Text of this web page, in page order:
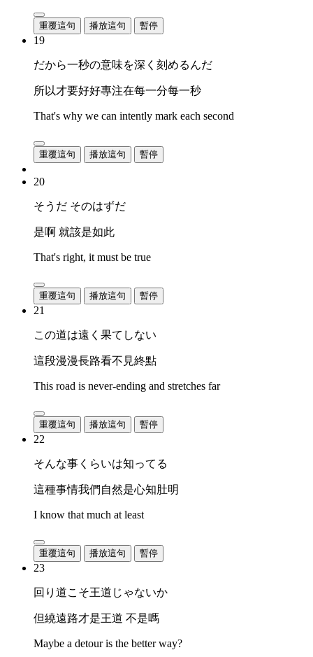
重覆這句 播放這句 暫停
19
だから一秒の意味を深く刻めるんだ
所以才要好好專注在每一分每一秒
That's why we can intently mark each second
重覆這句 播放這句 暫停
20
そうだ そのはずだ
是啊 就該是如此
That's right, it must be true
重覆這句 播放這句 暫停
21
この道は遠く果てしない
這段漫漫長路看不見終點
This road is never-ending and stretches far
重覆這句 播放這句 暫停
22
そんな事くらいは知ってる
這種事情我們自然是心知肚明
I know that much at least
重覆這句 播放這句 暫停
23
回り道こそ王道じゃないか
但繞遠路才是王道 不是嗎
Maybe a detour is the better way?